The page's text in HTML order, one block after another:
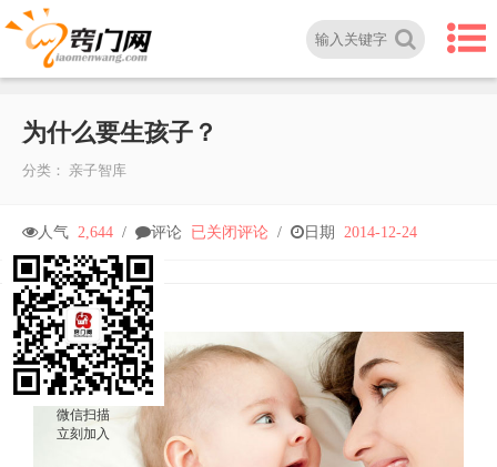
为什么要生孩子？
分类： 亲子智库
人气 2,644 / 评论 为
么
生
已关闭评论 / 日期 2014-12-24
微信扫描
立刻加入